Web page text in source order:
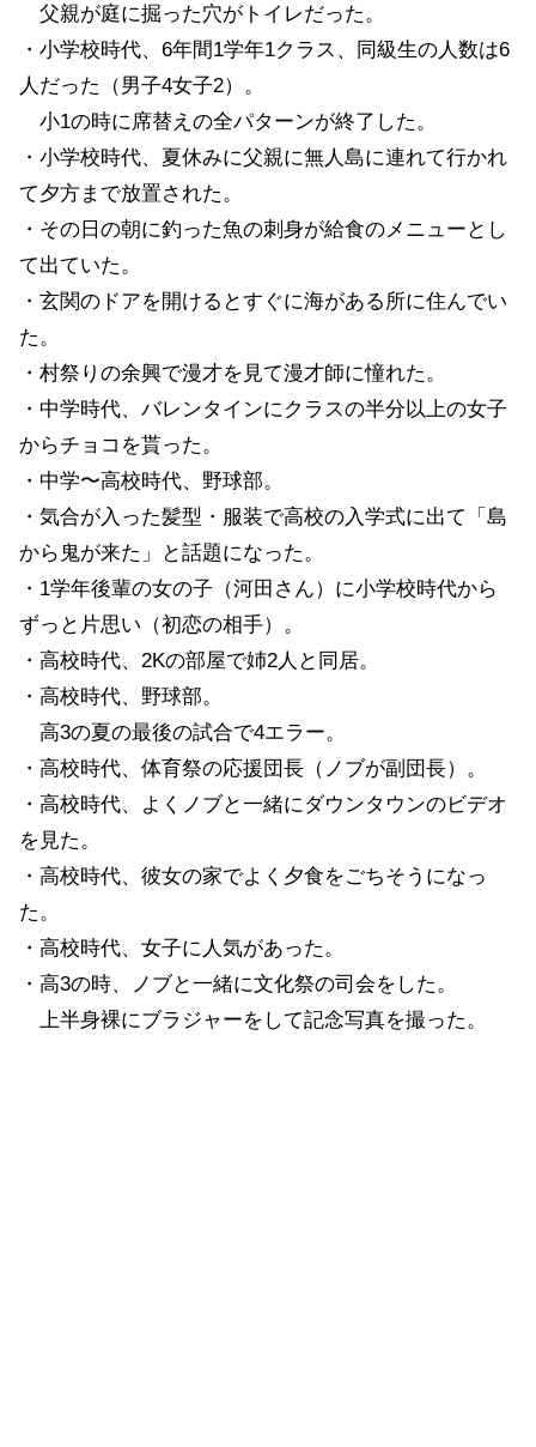
父親が庭に掘った穴がトイレだった。
・小学校時代、6年間1学年1クラス、同級生の人数は6
人だった（男子4女子2）。
小1の時に席替えの全パターンが終了した。
・小学校時代、夏休みに父親に無人島に連れて行かれ
て夕方まで放置された。
・その日の朝に釣った魚の刺身が給食のメニューとし
て出ていた。
・玄関のドアを開けるとすぐに海がある所に住んでい
た。
・村祭りの余興で漫才を見て漫才師に憧れた。
・中学時代、バレンタインにクラスの半分以上の女子
からチョコを貰った。
・中学〜高校時代、野球部。
・気合が入った髪型・服装で高校の入学式に出て「島
から鬼が来た」と話題になった。
・1学年後輩の女の子（河田さん）に小学校時代から
ずっと片思い（初恋の相手）。
・高校時代、2Kの部屋で姉2人と同居。
・高校時代、野球部。
高3の夏の最後の試合で4エラー。
・高校時代、体育祭の応援団長（ノブが副団長）。
・高校時代、よくノブと一緒にダウンタウンのビデオ
を見た。
・高校時代、彼女の家でよく夕食をごちそうになっ
た。
・高校時代、女子に人気があった。
・高3の時、ノブと一緒に文化祭の司会をした。
上半身裸にブラジャーをして記念写真を撮った。